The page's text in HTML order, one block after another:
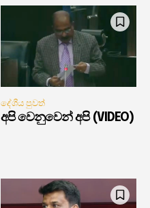
දේශීය පුවත්
අපි වෙනුවෙන් අපි (VIDEO)